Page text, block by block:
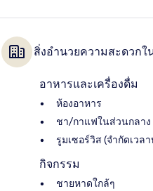
สิ่งอำนวยความสะดวกใ
อาหารและเครื่องดื่ม
ห้องอาหาร
ชา/กาแฟในส่วนกลาง
รูมเซอร์วิส (จำกัดเวล
กิจกรรม
ชายหาดใกล้ๆ